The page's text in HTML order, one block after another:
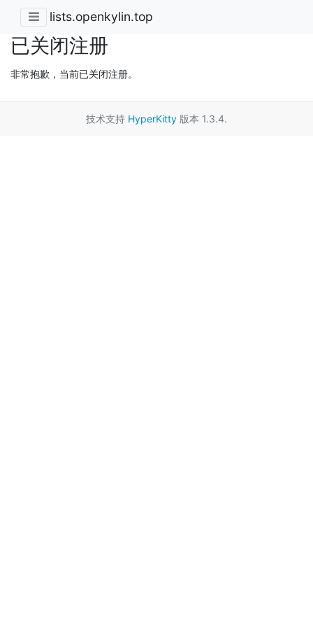
lists.openkylin.top
已关闭注册
非常抱歉，当前已关闭注册。
技术支持 HyperKitty 版本 1.3.4.